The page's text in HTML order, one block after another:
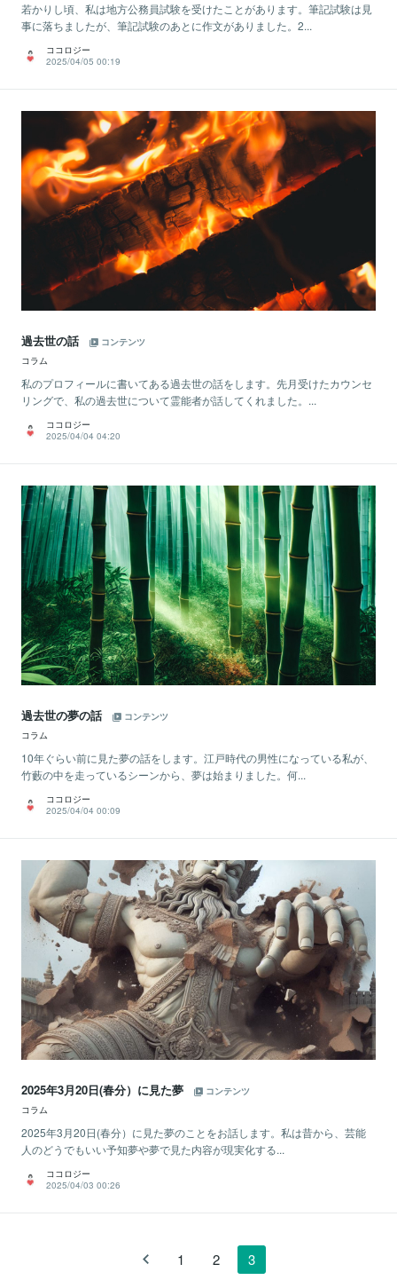
若かりし頃、私は地方公務員試験を受けたことがあります。筆記試験は見
事に落ちましたが、筆記試験のあとに作文がありました。2...
ココロジー
2025/04/05 00:19
過去世の話
コンテンツ
コラム
私のプロフィールに書いてある過去世の話をします。先月受けたカウンセ
リングで、私の過去世について霊能者が話してくれました。...
ココロジー
2025/04/04 04:20
過去世の夢の話
コンテンツ
コラム
10年ぐらい前に見た夢の話をします。江戸時代の男性になっている私が、
竹藪の中を走っているシーンから、夢は始まりました。何...
ココロジー
2025/04/04 00:09
2025年3月20日(春分）に見た夢
コンテンツ
コラム
2025年3月20日(春分）に見た夢のことをお話します。私は昔から、芸能
人のどうでもいい予知夢や夢で見た内容が現実化する...
ココロジー
2025/04/03 00:26
1 2 3